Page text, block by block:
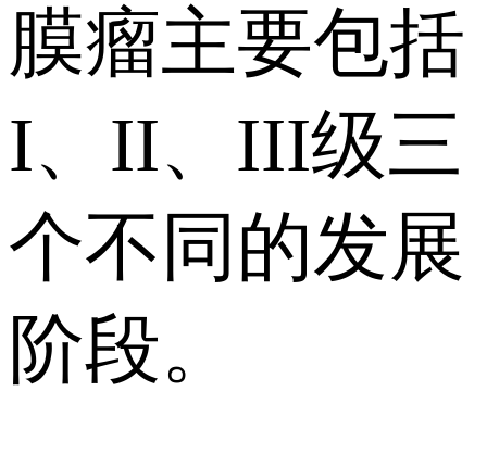
膜瘤主要包括
I、II、III级三
个不同的发展
阶段。